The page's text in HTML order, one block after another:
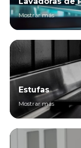
Mostrar más
Estufas
Mostrar más